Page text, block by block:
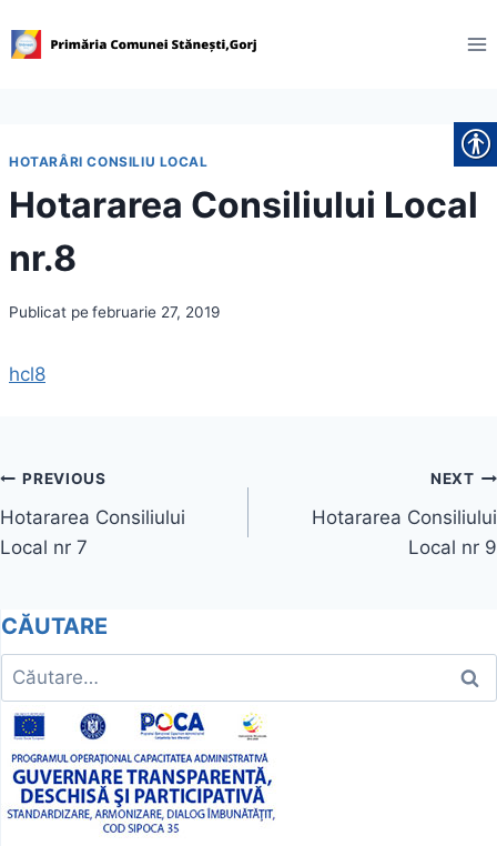
to
HOTARÂRI CONSILIU LOCAL
Hotararea Consiliului Local
nr.8
Publicat pefebruarie 27, 2019
hcl8
Navigare
în
PREVIOUS
Hotararea Consiliului
Local nr 7
NEXT
Hotararea Consiliului
Local nr 9
CĂUTARE
Caută
după: